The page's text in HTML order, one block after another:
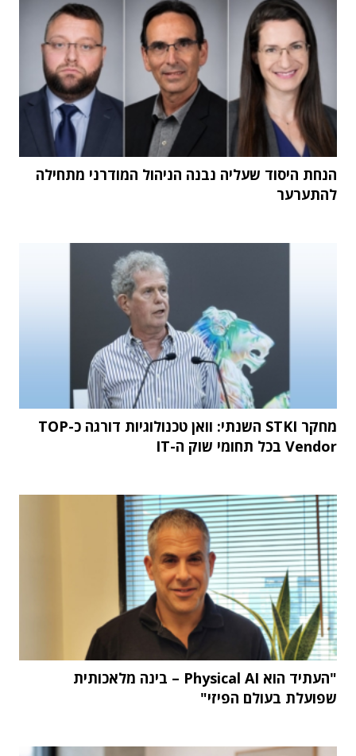
הנחת היסוד שעליה נבנה הניהול המודרני מתחילה
להתערער
מחקר STKI השנתי: וואן טכנולוגיות דורגה כ-TOP
Vendor בכל תחומי שוק ה-IT
"העתיד הוא Physical AI – בינה מלאכותית
שפועלת בעולם הפיזי"